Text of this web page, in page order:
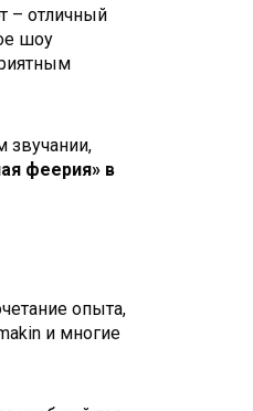
– отличный
шоу
звучании,
феерия» в
опыта,
и многие